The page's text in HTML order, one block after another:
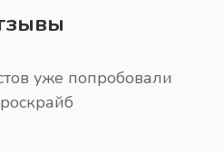
уже попробовали